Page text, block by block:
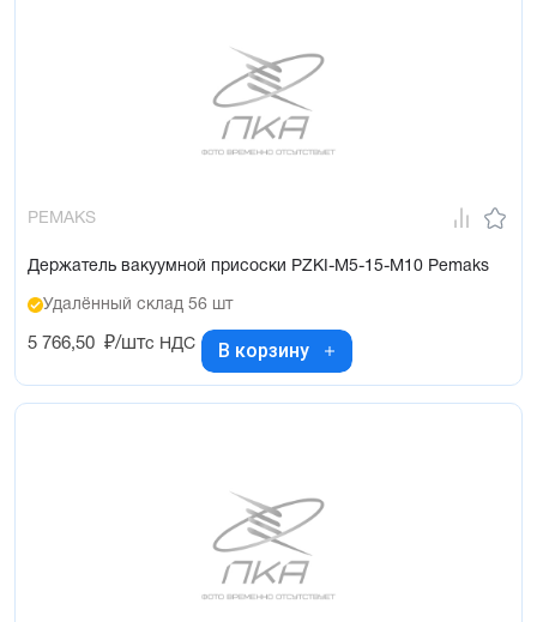
PEMAKS
Держатель вакуумной присоски PZKI-M5-15-M10 Pemaks
Удалённый склад 56 шт
5 766,50 ₽/штс НДС В корзину